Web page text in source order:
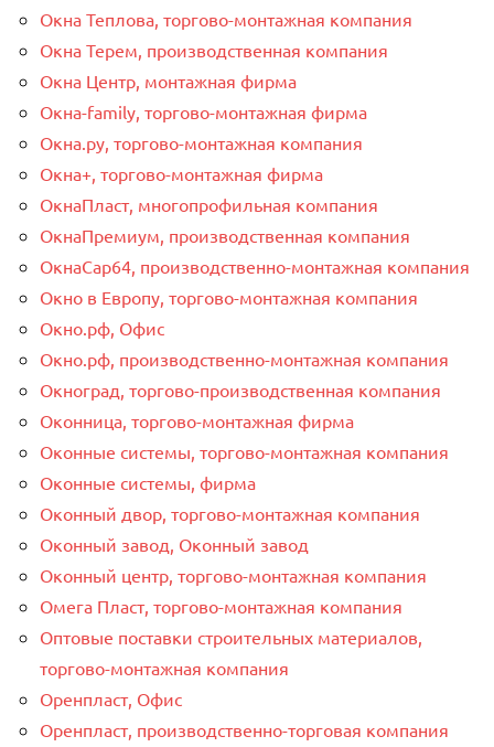
Окна Теплова, торгово-монтажная компания
Окна Терем, производственная компания
Окна Центр, монтажная фирма
Окна-family, торгово-монтажная фирма
Окна.ру, торгово-монтажная компания
Окна+, торгово-монтажная фирма
ОкнаПласт, многопрофильная компания
ОкнаПремиум, производственная компания
ОкнаСар64, производственно-монтажная компания
Окно в Европу, торгово-монтажная компания
Окно.рф, Офис
Окно.рф, производственно-монтажная компания
Окноград, торгово-производственная компания
Оконница, торгово-монтажная фирма
Оконные системы, торгово-монтажная компания
Оконные системы, фирма
Оконный двор, торгово-монтажная компания
Оконный завод, Оконный завод
Оконный центр, торгово-монтажная компания
Омега Пласт, торгово-монтажная компания
Оптовые поставки строительных материалов,
торгово-монтажная компания
Оренпласт, Офис
Оренпласт, производственно-торговая компания